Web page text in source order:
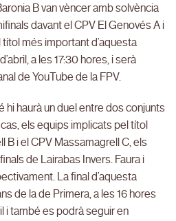
B van vèncer amb solvència
davant el CPV El Genovés A i
més important d’aquesta
a les 17:30 hores, i serà
de YouTube de la FPV.
hi haurà un duel entre dos conjunts
els equips implicats pel títol
B i el CPV Massamagrell C, els
de Lairabas Invers. Faura i
La final d’aquesta
de la de Primera, a les 16 hores
i també es podrà seguir en